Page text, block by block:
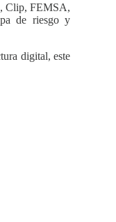
Clip, FEMSA,
de riesgo y
digital, este